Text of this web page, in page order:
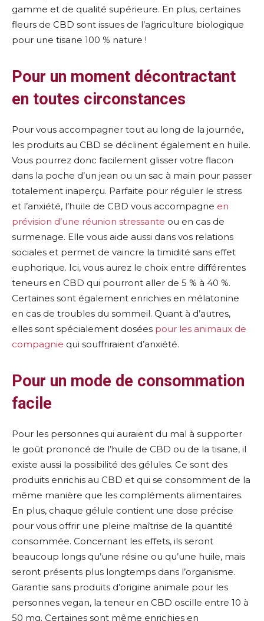
gamme et de qualité supérieure. En plus, certaines
fleurs de CBD sont issues de l’agriculture biologique
pour une tisane 100 % nature !
Pour un moment décontractant
en toutes circonstances
Pour vous accompagner tout au long de la journée,
les produits au CBD se déclinent également en huile.
Vous pourrez donc facilement glisser votre flacon
dans la poche d’un jean ou un sac à main pour passer
totalement inaperçu. Parfaite pour réguler le stress
et l’anxiété, l’huile de CBD vous accompagne en
prévision d’une réunion stressante ou en cas de
surmenage. Elle vous aide aussi dans vos relations
sociales et permet de vaincre la timidité sans effet
euphorique. Ici, vous aurez le choix entre différentes
teneurs en CBD qui pourront aller de 5 % à 40 %.
Certaines sont également enrichies en mélatonine
en cas de troubles du sommeil. Quant à d’autres,
elles sont spécialement dosées pour les animaux de
compagnie qui souffriraient d’anxiété.
Pour un mode de consommation
facile
Pour les personnes qui auraient du mal à supporter
le goût prononcé de l’huile de CBD ou de la tisane, il
existe aussi la possibilité des gélules. Ce sont des
produits enrichis au CBD et qui se consomment de la
même manière que les compléments alimentaires.
En plus, chaque gélule contient une dose précise
pour vous offrir une pleine maîtrise de la quantité
consommée. Concernant les effets, ils seront
beaucoup longs qu’une résine ou qu’une huile, mais
seront présents plus longtemps dans l’organisme.
Garantie sans produits d’origine animale pour les
personnes vegan, la teneur en CBD oscille entre 10 à
50 mg. Certaines sont même enrichies en